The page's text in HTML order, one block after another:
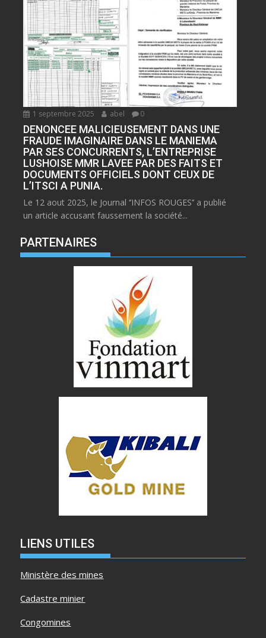
1 septembre 2025 abel 0
DENONCEE MALICIEUSEMENT DANS UNE
FRAUDE IMAGINAIRE DANS LE MANIEMA
PAR SES CONCURRENTS, L’ENTREPRISE
LUSHOISE MMR LAVEE PAR DES FAITS ET
DOCUMENTS OFFICIELS DONT CEUX DE
L’ITSCI A PUNIA.
Le 12 aout 2025, le Journal ‘’INFOS ROUGES’’ a publié
un article accusant faussement la société...
PARTENAIRES
LIENS UTILES
Ministère des mines
Cadastre minier
Congomines